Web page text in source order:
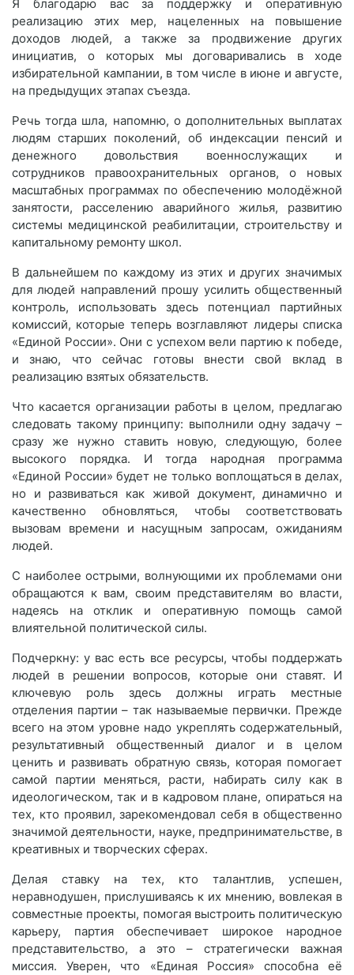
Я благодарю вас за поддержку и оперативную
реализацию этих мер, нацеленных на повышение
доходов людей, а также за продвижение других
инициатив, о которых мы договаривались в ходе
избирательной кампании, в том числе в июне и августе,
на предыдущих этапах съезда.
Речь тогда шла, напомню, о дополнительных выплатах
людям старших поколений, об индексации пенсий и
денежного довольствия военнослужащих и
сотрудников правоохранительных органов, о новых
масштабных программах по обеспечению молодёжной
занятости, расселению аварийного жилья, развитию
системы медицинской реабилитации, строительству и
капитальному ремонту школ.
В дальнейшем по каждому из этих и других значимых
для людей направлений прошу усилить общественный
контроль, использовать здесь потенциал партийных
комиссий, которые теперь возглавляют лидеры списка
«Единой России». Они с успехом вели партию к победе,
и знаю, что сейчас готовы внести свой вклад в
реализацию взятых обязательств.
Что касается организации работы в целом, предлагаю
следовать такому принципу: выполнили одну задачу –
сразу же нужно ставить новую, следующую, более
высокого порядка. И тогда народная программа
«Единой России» будет не только воплощаться в делах,
но и развиваться как живой документ, динамично и
качественно обновляться, чтобы соответствовать
вызовам времени и насущным запросам, ожиданиям
людей.
С наиболее острыми, волнующими их проблемами они
обращаются к вам, своим представителям во власти,
надеясь на отклик и оперативную помощь самой
влиятельной политической силы.
Подчеркну: у вас есть все ресурсы, чтобы поддержать
людей в решении вопросов, которые они ставят. И
ключевую роль здесь должны играть местные
отделения партии – так называемые первички. Прежде
всего на этом уровне надо укреплять содержательный,
результативный общественный диалог и в целом
ценить и развивать обратную связь, которая помогает
самой партии меняться, расти, набирать силу как в
идеологическом, так и в кадровом плане, опираться на
тех, кто проявил, зарекомендовал себя в общественно
значимой деятельности, науке, предпринимательстве, в
креативных и творческих сферах.
Делая ставку на тех, кто талантлив, успешен,
неравнодушен, прислушиваясь к их мнению, вовлекая в
совместные проекты, помогая выстроить политическую
карьеру, партия обеспечивает широкое народное
представительство, а это – стратегически важная
миссия. Уверен, что «Единая Россия» способна её